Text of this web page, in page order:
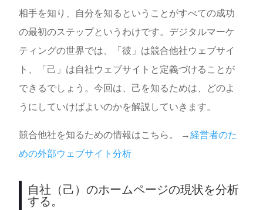
相手を知り、自分を知るということがすべての成功
の最初のステップというわけです。デジタルマーケ
ティングの世界では、「彼」は競合他社ウェブサイ
ト、「己」は自社ウェブサイトと定義づけることが
できるでしょう。今回は、己を知るためは、どのよ
うにしていけばよいのかを解説していきます。
競合他社を知るための情報はこちら。 →経営者のた
めの外部ウェブサイト分析
自社（己）のホームページの現状を分析
する。